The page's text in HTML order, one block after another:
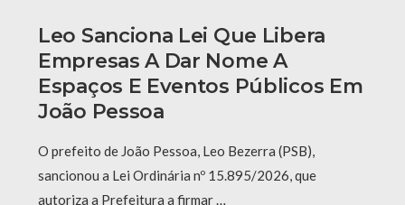
Leo Sanciona Lei Que Libera
Empresas A Dar Nome A
Espaços E Eventos Públicos Em
João Pessoa
O prefeito de João Pessoa, Leo Bezerra (PSB),
sancionou a Lei Ordinária nº 15.895/2026, que
autoriza a Prefeitura a firmar …